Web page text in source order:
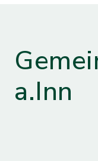
a.Inn